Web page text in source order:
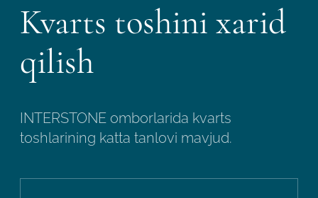
Kvarts toshini xarid
qilish
INTERSTONE omborlarida kvarts
toshlarining katta tanlovi mavjud.